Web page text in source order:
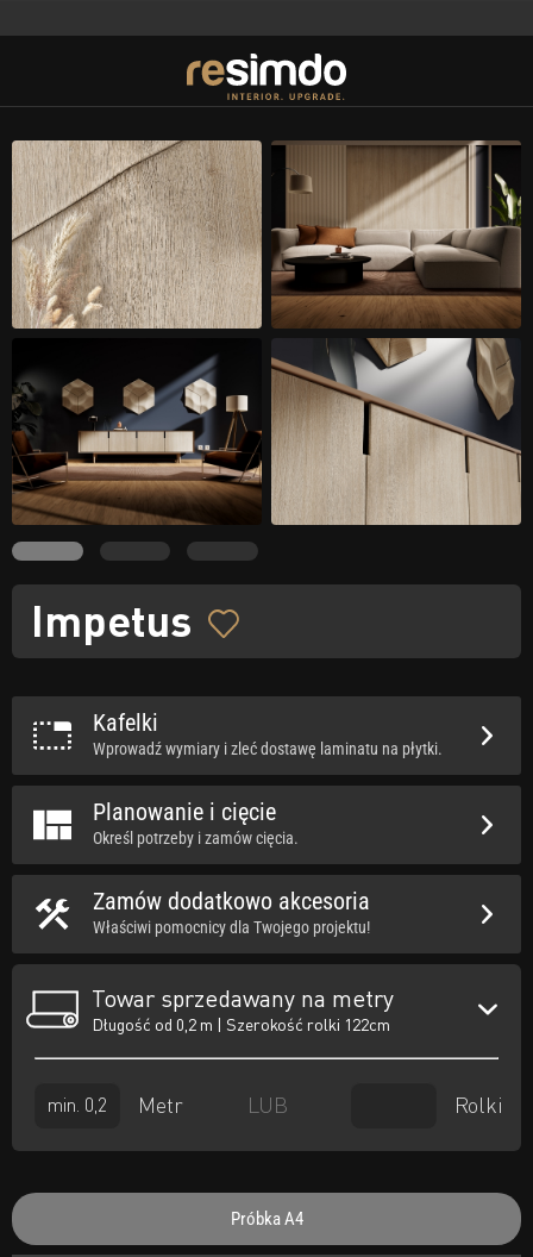
Impetus
Kafelki
Wprowadź wymiary i zleć dostawę laminatu na płytki.
Planowanie i cięcie
Określ potrzeby i zamów cięcia.
Zamów dodatkowo akcesoria
Właściwi pomocnicy dla Twojego projektu!
Towar sprzedawany na metry
Długość od 0,2 m | Szerokość rolki 122cm
Metr LUB Rolki
Próbka A4